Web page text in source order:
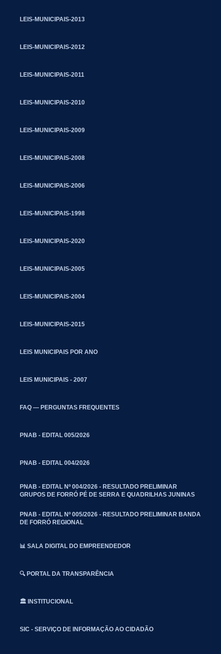
LEIS-MUNICIPAIS-2013
LEIS-MUNICIPAIS-2012
LEIS-MUNICIPAIS-2011
LEIS-MUNICIPAIS-2010
LEIS-MUNICIPAIS-2009
LEIS-MUNICIPAIS-2008
LEIS-MUNICIPAIS-2006
LEIS-MUNICIPAIS-1998
LEIS-MUNICIPAIS-2020
LEIS-MUNICIPAIS-2005
LEIS-MUNICIPAIS-2004
LEIS-MUNICIPAIS-2015
LEIS MUNICIPAIS POR ANO
LEIS MUNICIPAIS - 2007
FAQ — PERGUNTAS FREQUENTES
PNAB - EDITAL 005/2026
PNAB - EDITAL 004/2026
PNAB - EDITAL Nº 004/2026 - RESULTADO PRELIMINAR
GRUPOS DE FORRÓ PÉ DE SERRA E QUADRILHAS JUNINAS
PNAB - EDITAL Nº 005/2026 - RESULTADO PRELIMINAR BANDA
DE FORRÓ REGIONAL
📊 SALA DIGITAL DO EMPREENDEDOR
🔍 PORTAL DA TRANSPARÊNCIA
🏛️ INSTITUCIONAL
SIC - SERVIÇO DE INFORMAÇÃO AO CIDADÃO